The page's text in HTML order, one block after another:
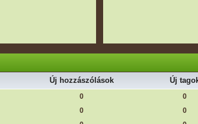
Új hozzászólások Új
0 0
0 0